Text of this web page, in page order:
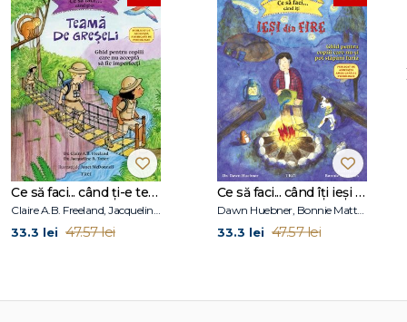
Ce să faci... când ți-e teamă de greșeli. Ghid pentru copiii care nu acceptă să fie imperfecți
33.3 lei 47.57 lei
Ce să faci... când îţi ieşi din fire. Ghid pentru copiii care nu-şi pot stăpâni furia
33.3 lei 47.57 lei